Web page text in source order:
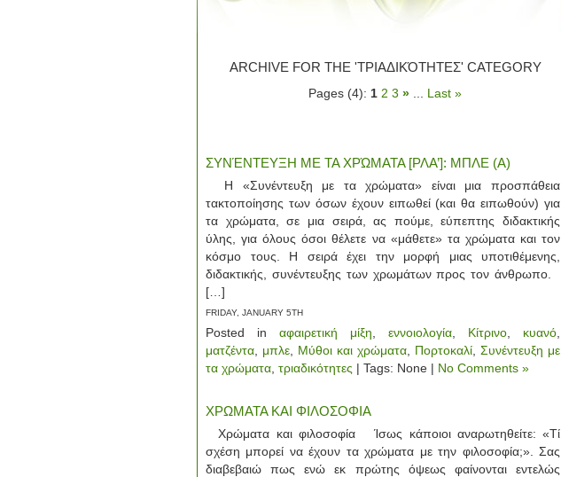
ARCHIVE FOR THE 'ΤΡΙΑΔΙΚΌΤΗΤΕΣ' CATEGORY
Pages (4): 1 2 3 » Last »
ΣΥΝΈΝΤΕΥΞΗ ΜΕ ΤΑ ΧΡΏΜΑΤΑ [ΡΛΑ’]: ΜΠΛΕ (Α)
Η «Συνέντευξη με τα χρώματα» είναι μια προσπάθεια
τακτοποίησης των όσων έχουν ειπωθεί (και θα ειπωθούν) για
τα χρώματα, σε μια σειρά, ας πούμε, εύπεπτης διδακτικής
ύλης, για όλους όσοι θέλετε να «μάθετε» τα χρώματα και τον
κόσμο τους. Η σειρά έχει την μορφή μιας υποτιθέμενης,
διδακτικής, συνέντευξης των χρωμάτων προς τον άνθρωπο.
[…]
FRIDAY, JANUARY 5TH
Posted in αφαιρετική μίξη εννοιολογία Κίτρινο κυανό
ματζέντα
μπλε Μύθοι και χρώματα Πορτοκαλί Συνέντευξη με
τα χρώματα τριαδικότητες | Tags: None | No Comments »
ΧΡΩΜΑΤΑ ΚΑΙ ΦΙΛΟΣΟΦΙΑ
Χρώματα και φιλοσοφία Ίσως κάποιοι αναρωτηθείτε: «Τί
σχέση μπορεί να έχουν τα χρώματα με την φιλοσοφία;». Σας
διαβεβαιώ πως ενώ εκ πρώτης όψεως φαίνονται εντελώς